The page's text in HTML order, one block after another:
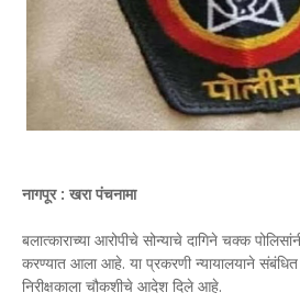
नागपूर : खरा पंचनामा
बलात्काराच्या आरोपीचे सोन्याचे दागिने चक्क
करण्यात आला आहे. या प्रकरणी न्यायालयाने संबंधित
निरीक्षकाला चौकशीचे आदेश दिले आहे.